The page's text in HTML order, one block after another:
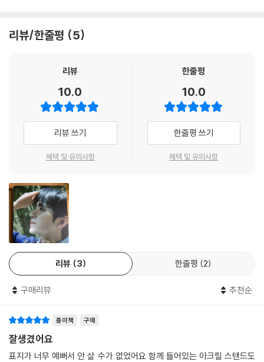
리뷰/한줄평 5
리뷰
10.0
리뷰 쓰기
혜택 및 유의사항
한줄평
10.0
한줄평 쓰기
혜택 및 유의사항
리뷰 3 한줄평 2
구매리뷰 추천순
종이책 구매
잘생겼어요
표지가 너무 예뻐서 안 살 수가 없었어요 함께 들어있는 아크릴 스탠드도